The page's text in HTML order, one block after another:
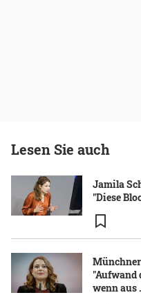
Lesen Sie auch
Jamila
"Diese
"Aufwand
wenn aus